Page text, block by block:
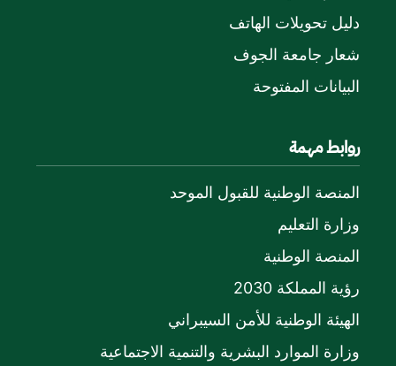
دليل تحويلات الهاتف
شعار جامعة الجوف
البيانات المفتوحة
روابط مهمة
المنصة الوطنية للقبول الموحد
وزارة التعليم
المنصة الوطنية
رؤية المملكة 2030
الهيئة الوطنية للأمن السيبراني
وزارة الموارد البشرية والتنمية الاجتماعية